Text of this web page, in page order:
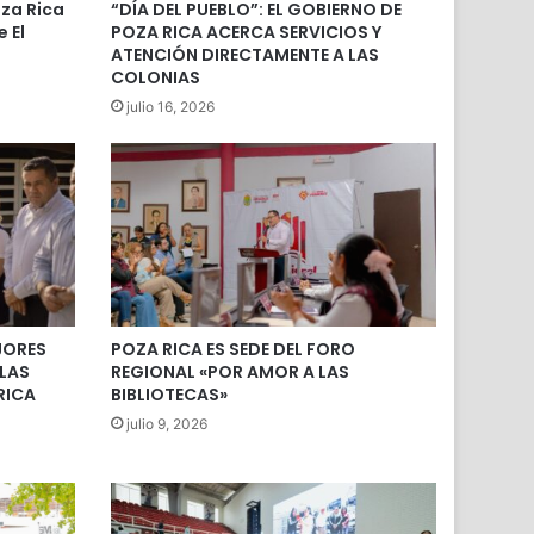
Rica
El
“DÍA DEL PUEBLO”: EL GOBIERNO DE
POZA RICA ACERCA SERVICIOS Y
ATENCIÓN DIRECTAMENTE A LAS
COLONIAS
julio 16, 2026
POZA RICA ES SEDE DEL FORO
REGIONAL «POR AMOR A LAS
BIBLIOTECAS»
julio 9, 2026